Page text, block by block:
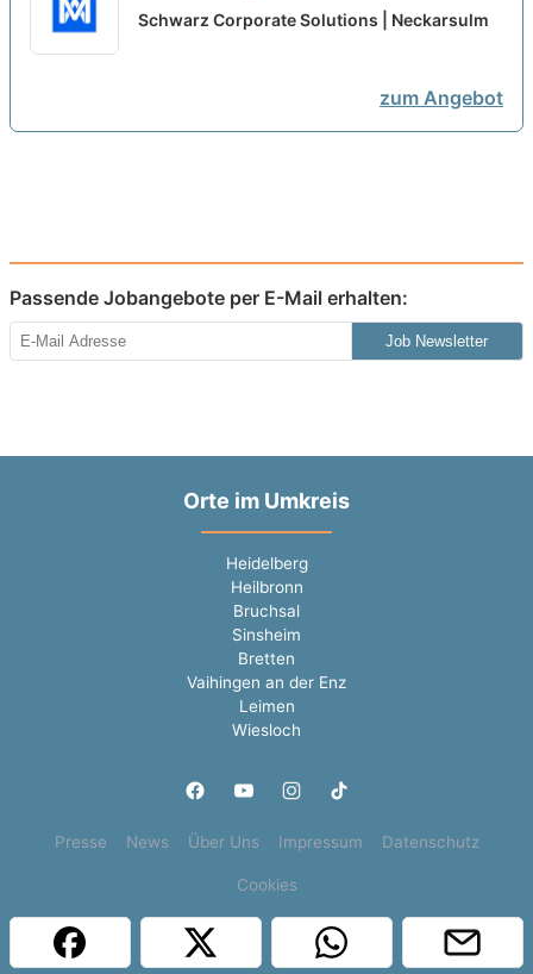
Büromanagement 2027 (m/w/d)
Schwarz Corporate Solutions | Neckarsulm
zum Angebot
Passende Jobangebote per E-Mail erhalten:
Job Newsletter
Orte im Umkreis
Heidelberg
Heilbronn
Bruchsal
Sinsheim
Bretten
Vaihingen an der Enz
Leimen
Wiesloch
Presse News Über Uns Impressum Datenschutz
Cookies
Copyright © 2000 - 2026 | 1A Infosysteme GmbH | Content by: 1a-sites-jobs
08.08.2026